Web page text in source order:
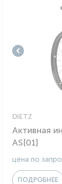
DIETZ
Активная
AS[01]
цена по
ПОДРОБНЕЕ